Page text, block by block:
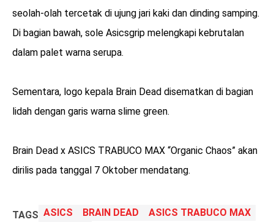
seolah-olah tercetak di ujung jari kaki dan dinding samping.
Di bagian bawah, sole Asicsgrip melengkapi kebrutalan
dalam palet warna serupa.
Sementara, logo kepala Brain Dead disematkan di bagian
lidah dengan garis warna slime green.
Brain Dead x ASICS TRABUCO MAX “Organic Chaos” akan
dirilis pada tanggal 7 Oktober mendatang.
TAGS ASICS BRAIN DEAD
ASICS TRABUCO MAX